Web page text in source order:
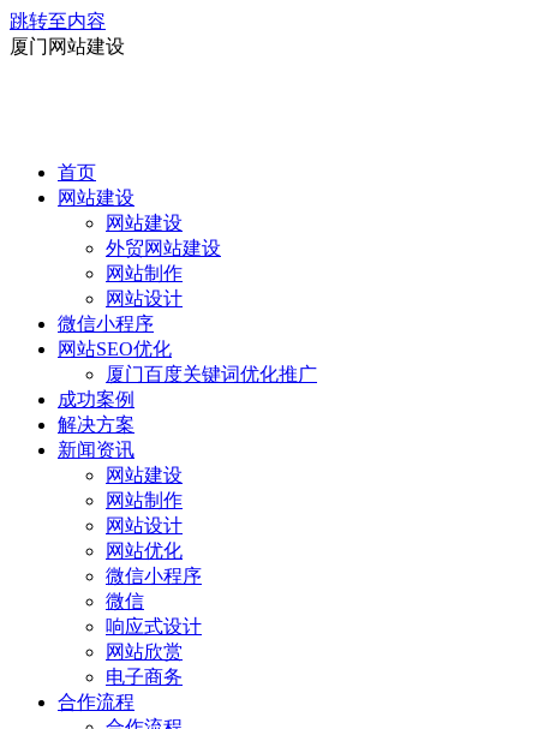
跳转至内容
厦门网站建设
首页
网站建设
网站建设
外贸网站建设
网站制作
网站设计
微信小程序
网站SEO优化
厦门百度关键词优化推广
成功案例
解决方案
新闻资讯
网站建设
网站制作
网站设计
网站优化
微信小程序
微信
响应式设计
网站欣赏
电子商务
合作流程